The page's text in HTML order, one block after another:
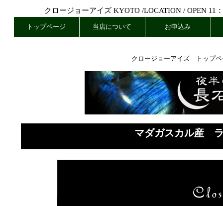
クロージョーアイズ KYOTO /LOCATION / OPEN 11
トップページ 当店について お申込み
クロージョーアイズ トップペ
マダガスカル産